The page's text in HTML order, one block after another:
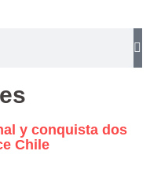
y conquista dos
Chile